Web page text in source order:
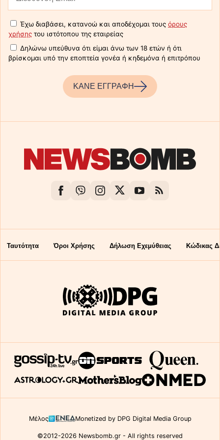
Έχω διαβάσει, κατανοώ και αποδέχομαι τους όρους
χρήσης του ιστότοπου της εταιρείας
Δηλώνω υπεύθυνα ότι είμαι άνω των 18 ετών ή ότι
βρίσκομαι υπό την εποπτεία γονέα ή κηδεμόνα ή επιτρόπου
ΚΑΝΕ ΕΓΓΡΑΦΗ
Ταυτότητα Όροι Χρήσης Δήλωση Εχεμύθειας Κώδικας
Μέλος Monetized by DPG Digital Media Group
©2012-2026 Newsbomb.gr - All rights reserved